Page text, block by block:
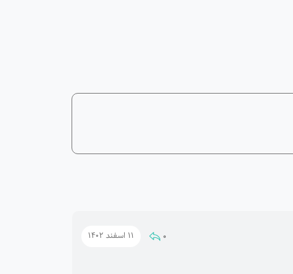
0 11 اسفند 1402